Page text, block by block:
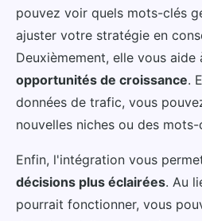
pouvez voir quels mots-clés
ajuster votre stratégie en
Deuxièmement, elle vous aide
opportunités de croissance.
données de trafic, vous
nouvelles niches ou des
Enfin, l'intégration vous
décisions plus éclairées. Au
pourrait fonctionner, vous